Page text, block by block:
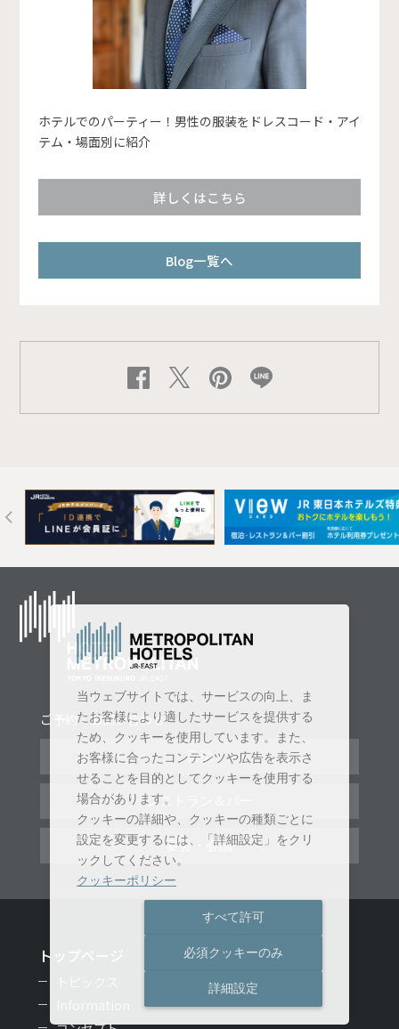
ホテルでのパーティー！男性の服装をドレスコード・アイ
テム・場面別に紹介
詳しくはこちら
Blog一覧へ
Next
ご予約・お問い合わせ
宿泊
レストラン＆バー
宴会・会議
トップページ
当ウェブサイトでは、サービスの向上、ま
たお客様により適したサービスを提供する
ため、クッキーを使用しています。また、
お客様に合ったコンテンツや広告を表示さ
せることを目的としてクッキーを使用する
場合があります。
クッキーの詳細や、クッキーの種類ごとに
設定を変更するには、「詳細設定」をクリ
ックしてください。
クッキーポリシー
すべて許可
必須クッキーのみ
詳細設定